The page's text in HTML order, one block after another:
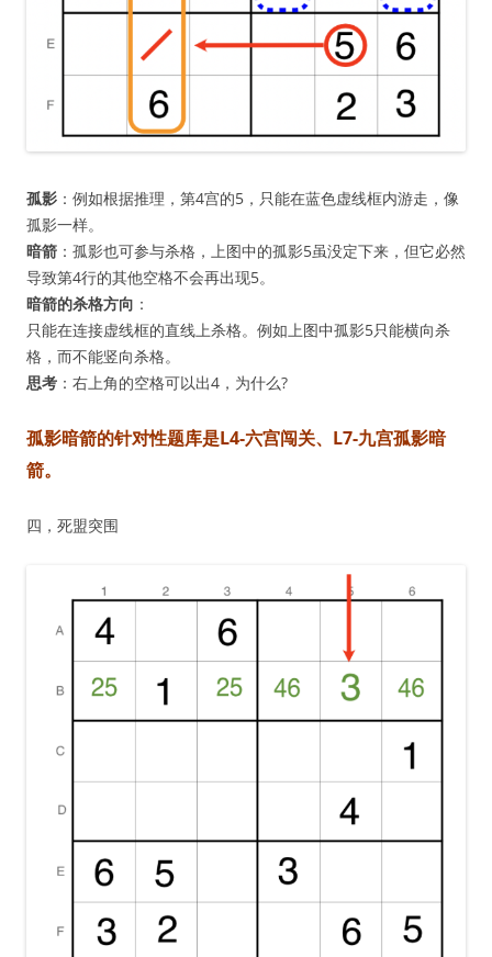
孤影 ：例如根据推理，第4宫的5，只能在蓝色虚线框内游走，像
孤影一样。
暗箭 ：孤影也可参与杀格，上图中的孤影5虽没定下来，但它必然
导致第4行的其他空格不会再出现5。
暗箭的杀格方向 ：
只能在连接虚线框的直线上杀格。例如上图中孤影5只能横向杀
格，而不能竖向杀格。
思考 ：右上角的空格可以出4，为什么?
孤影暗箭的针对性题库是L4-六宫闯关、L7-九宫孤影暗
箭。
四，死盟突围